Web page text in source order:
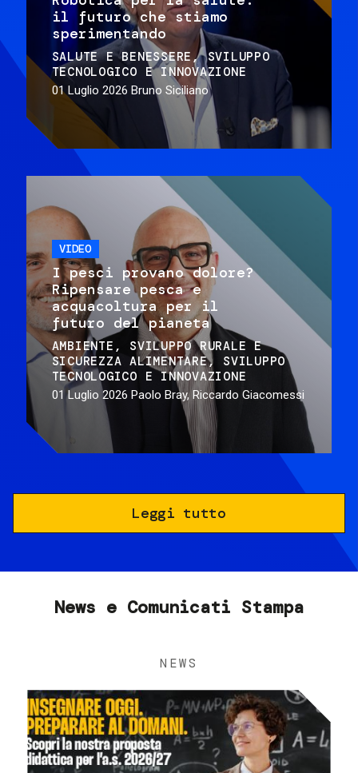
il futuro che stiamo
sperimentando
SALUTE E BENESSERE
SVILUPPO
TECNOLOGICO E INNOVAZIONE
01 Luglio 2026 Bruno Siciliano
VIDEO
I pesci provano dolore?
Ripensare pesca e
acquacoltura per il
futuro del pianeta
AMBIENTE
SVILUPPO RURALE E
SICUREZZA ALIMENTARE
SVILUPPO
TECNOLOGICO E INNOVAZIONE
01 Luglio 2026 Paolo Bray, Riccardo Giacomessi
Leggi tutto
News e Comunicati Stampa
NEWS